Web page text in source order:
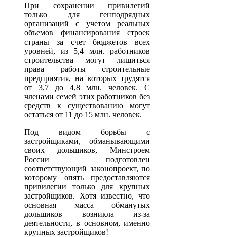
При сохранении привилегий
только для генподрядных
организаций с учетом реальных
объемов финансирования строек
страны за счет бюджетов всех
уровней, из 5,4 млн. работников
строительства могут лишиться
права работы строительные
предприятия, на которых трудятся
от 3,7 до 4,8 млн. человек. С
членами семей этих работников без
средств к существованию могут
остаться от 11 до 15 млн. человек.
Под видом борьбы с
застройщиками, обманывающими
своих дольщиков, Минстроем
России подготовлен
соответствующий законопроект, по
которому опять предоставляются
привилегии только для крупных
застройщиков. Хотя известно, что
основная масса обманутых
дольщиков возникла из-за
деятельности, в основном, именно
крупных застройщиков!